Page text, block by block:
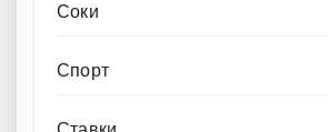
Соки
Спорт